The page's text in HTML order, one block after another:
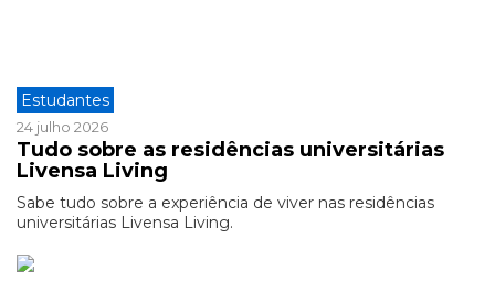
Estudantes
24 julho 2026
Tudo sobre as residências universitárias
Livensa Living
Sabe tudo sobre a experiência de viver nas residências
universitárias Livensa Living.